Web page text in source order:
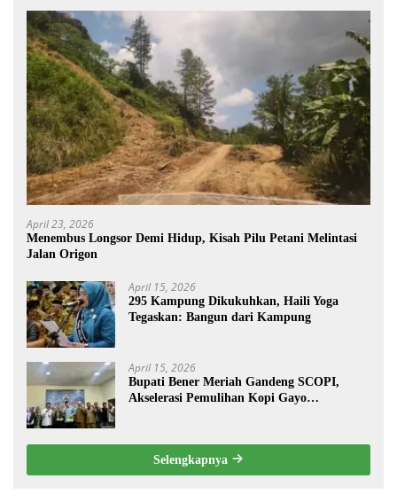
April 23, 2026
Menembus Longsor Demi Hidup, Kisah Pilu Petani Melintasi
Jalan Origon
April 15, 2026
295 Kampung Dikukuhkan, Haili Yoga
Tegaskan: Bangun dari Kampung
April 15, 2026
Bupati Bener Meriah Gandeng SCOPI,
Akselerasi Pemulihan Kopi Gayo
Selengkapnya